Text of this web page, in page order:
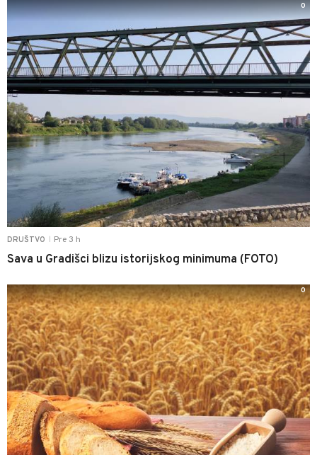
DRUŠTVO Pre 3 h
Sava u Gradišci blizu istorijskog minimuma (FOTO)
0
0